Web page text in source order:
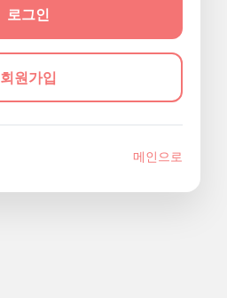
회원가입
메인으로